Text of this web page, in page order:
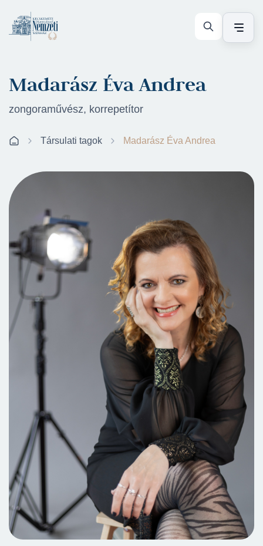
Madarász Éva Andrea
zongoraművész, korrepetítor
Társulati tagok Madarász Éva Andrea